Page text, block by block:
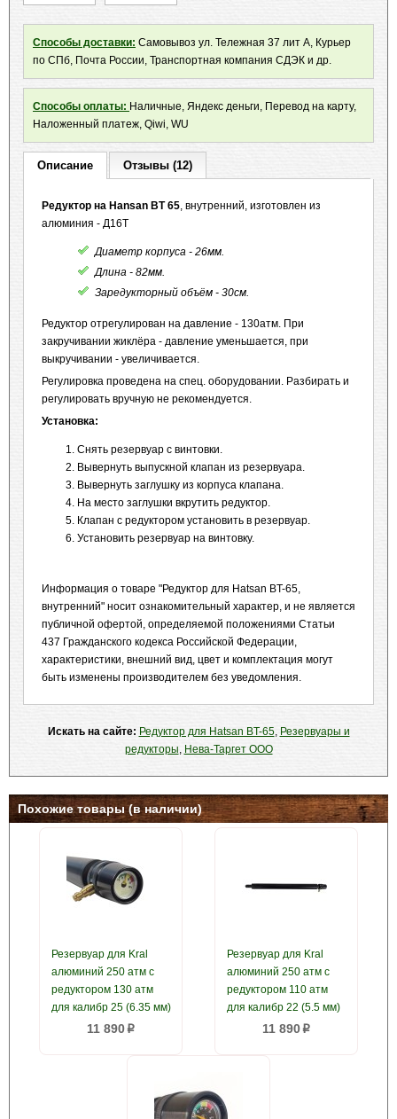
Способы доставки: Самовывоз ул. Тележная 37 лит А, Курьер
по СПб, Почта России, Транспортная компания СДЭК и др.
Способы оплаты: Наличные, Яндекс деньги, Перевод на карту,
Наложенный платеж, Qiwi, WU
Описание Отзывы (12)
Редуктор на Hansan BT 65, внутренний, изготовлен из
алюминия - Д16Т
Диаметр корпуса - 26мм.
Длина - 82мм.
Заредукторный объём - 30см.
Редуктор отрегулирован на давление - 130атм. При
закручивании жиклёра - давление уменьшается, при
выкручивании - увеличивается.
Регулировка проведена на спец. оборудовании. Разбирать и
регулировать вручную не рекомендуется.
Установка:
Снять резервуар с винтовки.
Вывернуть выпускной клапан из резервуара.
Вывернуть заглушку из корпуса клапана.
На место заглушки вкрутить редуктор.
Клапан с редуктором установить в резервуар.
Установить резервуар на винтовку.
Информация о товаре "Редуктор для Hatsan BT-65,
внутренний" носит ознакомительный характер, и не является
публичной офертой, определяемой положениями Статьи
437 Гражданского кодекса Российской Федерации,
характеристики, внешний вид, цвет и комплектация могут
быть изменены производителем без уведомления.
Искать на сайте: Редуктор для Hatsan BT-65, Резервуары и
редукторы, Нева-Таргет ООО
Похожие товары (в наличии)
Резервуар для Kral
алюминий 250 атм с
редуктором 130 атм
для калибр 25 (6.35 мм)
11 890 p
Резервуар для Kral
алюминий 250 атм с
редуктором 110 атм
для калибр 22 (5.5 мм)
11 890 p